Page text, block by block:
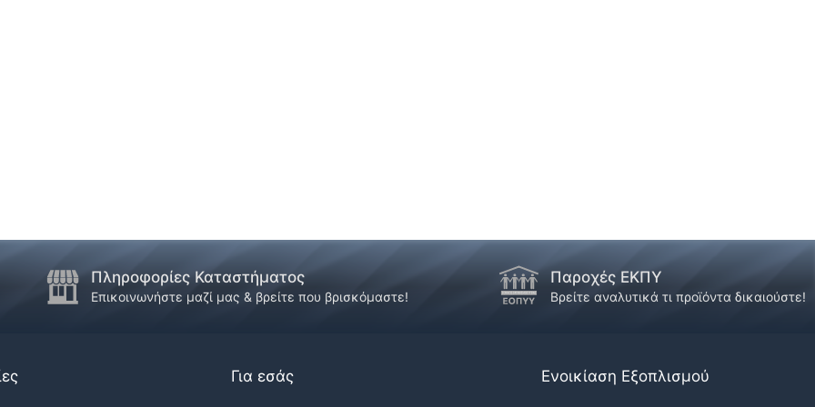
Πληροφορίες Καταστήματος
Επικοινωνήστε μαζί μας & βρείτε που βρισκόμαστε!
Παροχές ΕΚΠΥ
Βρείτε αναλυτικά τι προϊόντα δικαιούστε!
Για εσάς Ενοικίαση Εξοπλισμού